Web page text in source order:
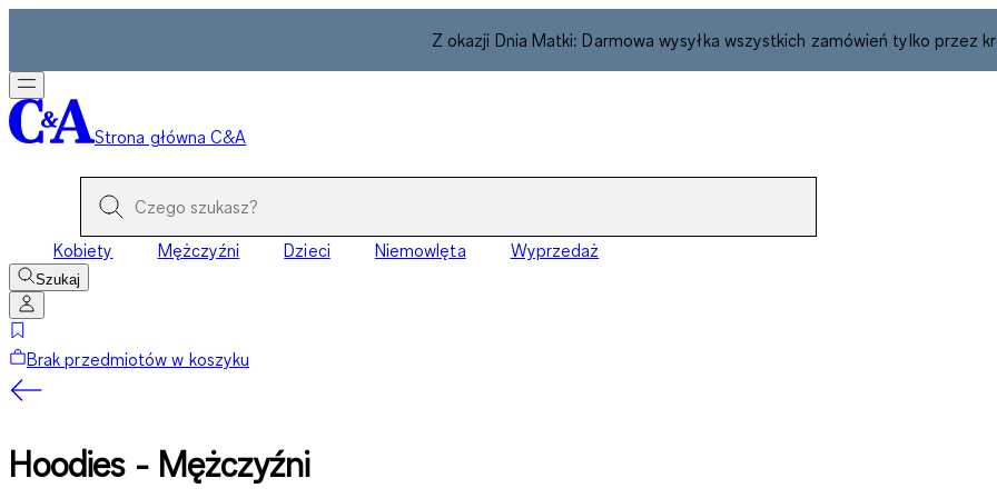
Z okazji Dnia Matki: Darmowa wysyłka wszystkich zamówień tylko przez
Strona główna C&A
Kobiety Mężczyźni Dzieci Niemowlęta Wyprzedaż
Szukaj
Brak przedmiotów w koszyku
Hoodies - Mężczyźni